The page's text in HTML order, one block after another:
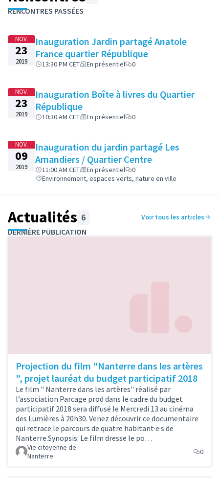
L'élément suivant est une carte qui présente les éléments de
−
RENCONTRES PASSÉES
NOV.
23
2019
Inauguration Jardin partagé Anatole
France quartier République
13:30 PM CET En présentiel 0
NOV.
23
2019
Inauguration Boîte à livres du Quartier
République
10:30 AM CET En présentiel 0
NOV.
09
2019
Inauguration du jardin partagé Les
Amandiers / Quartier Centre
11:00 AM CET En présentiel
0
Environnement, espaces verts, nature en ville
Actualités 6 Voir tous les articles
DERNIÈRE PUBLICATION
Projection du film "Nanterre dans les artères
", projet lauréat du budget participatif 2018
Le film " Nanterre dans les artères" réalisé par
l’association Parcage prod dans le cadre du budget
participatif 2018 sera diffusé le Mercredi 13 au cinéma
des Lumières à 20h30. Venez découvrir ce documentaire
qui retrace le parcours de quatre habitant·e·s de
Nanterre.Synopsis: Le film dresse le po…
Vie citoyenne de
Nanterre
0